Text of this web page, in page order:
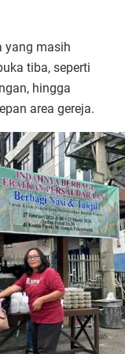
yang masih
tiba, seperti
hingga
area gereja.